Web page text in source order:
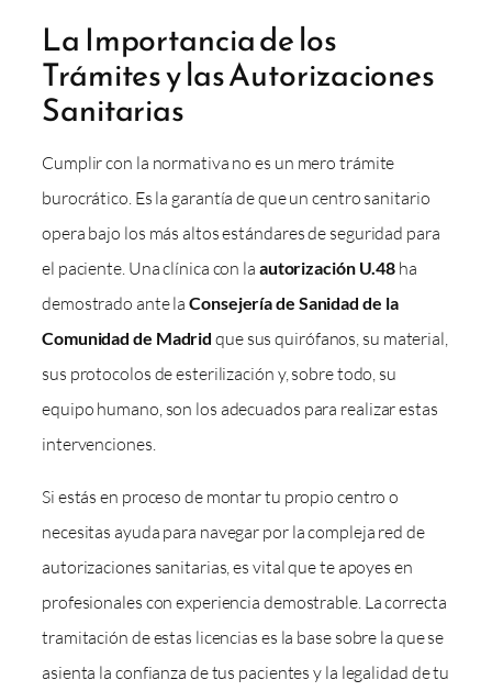
La Importancia de los
Trámites y las Autorizaciones
Sanitarias
Cumplir con la normativa no es un mero trámite
burocrático. Es la garantía de que un centro sanitario
opera bajo los más altos estándares de seguridad para
el paciente. Una clínica con la autorización U.48 ha
demostrado ante laConsejería de Sanidad de la
Comunidad de Madrid que sus quirófanos, su material,
sus protocolos de esterilización y, sobre todo, su
equipo humano, son los adecuados para realizar estas
intervenciones.
Si estás en proceso de montar tu propio centro o
necesitas ayuda para navegar por la compleja red de
autorizaciones sanitarias, es vital que te apoyes en
profesionales con experiencia demostrable. La correcta
tramitación de estas licencias es la base sobre la que se
asienta la confianza de tus pacientes y la legalidad de tu